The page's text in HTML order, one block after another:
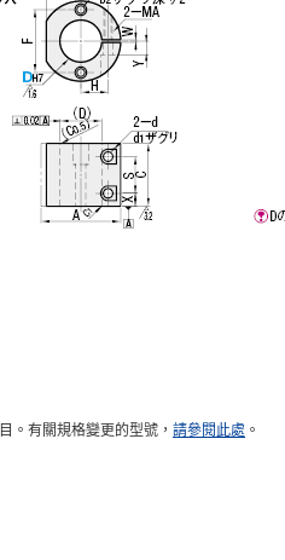
。有關規格變更的型號， 請參閱此處 。